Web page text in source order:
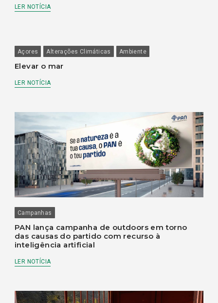
LER NOTÍCIA
Açores Alterações Climáticas Ambiente
Elevar o mar
LER NOTÍCIA
Campanhas
PAN lança campanha de outdoors em torno
das causas do partido com recurso à
inteligência artificial
LER NOTÍCIA